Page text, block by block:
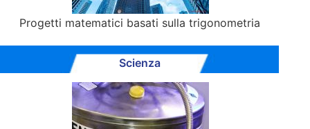
Progetti matematici basati sulla trigonometria
Scienza